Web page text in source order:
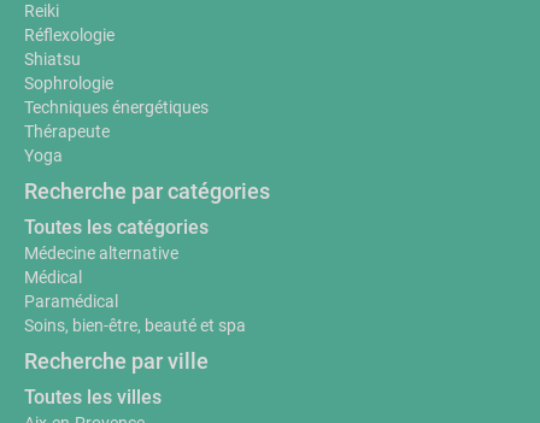
Reiki
Réflexologie
Shiatsu
Sophrologie
Techniques énergétiques
Thérapeute
Yoga
Recherche par catégories
Toutes les catégories
Médecine alternative
Médical
Paramédical
Soins, bien-être, beauté et spa
Recherche par ville
Toutes les villes